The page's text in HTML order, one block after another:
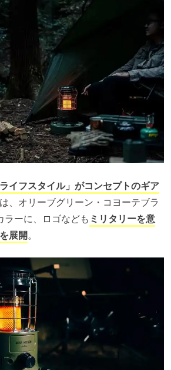
イフスタイル」がコンセプトのギア
は、オリーブグリーン・コヨーテブラ
ラーに、ロゴなども ミリタリーを意
展開。